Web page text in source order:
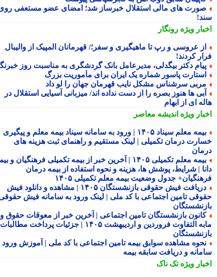
های مالی استقلال خبرساز شد؛ امضای عضو مستعفی روی
ویژهرونگار
عروسی و رپ تا ماهیگیری و سفر؛/ قهرمانان المپیک از والیبال
کردند!
دکتر بیگدلی، مدیرعامل بانک گردشگری به مناسبت روز خبرنگار
پاسور شماره یک ایران برای مأموریت بزرگ
سرشناس مشکل نایب قهرمان جهان را لو داد
ها هنوز بصره را از دست نداده اند/ میزبانی آسیایی استقلال در
ای از ابهام
ویژهاندیشه معاصر
بیمه معلم سیناد ۱۴۰۵ | ورود به سامانه سیناد بیمه معلم و پیگیری
درمان تکمیلی | لینک مستقیم و راهنمای ثبت هزینه های
بیمه معلم تکمیلی ۱۴۰۵ | آخرین خبر از بیمه تکمیلی فرهنگیان و بیمه
| شرایط، پوشش ها، هزینه و نحوه استفاده از بیمه درمان
جدول وضعیت بیمه معلم تکمیلی ۱۴۰۵
دریافت فیش حقوقی بازنشستگان ۱۴۰۵ | مشاهده و دانلود فیش
تامین اجتماعی با کد ملی | لینک ورود به سامانه فیش حقوقی
بازنشستگان تامین اجتماعی | آخرین خبر از معوقات حقوق و
مابه التفاوت فروردین و اردیبهشت ۱۴۰۵ | جزئیات پرداخت مطالبات
مشاهده سوابق بیمه تامین اجتماعی با کد ملی | آموزش ورود به
و دریافت سابقه بیمه
ویژهتک ناک